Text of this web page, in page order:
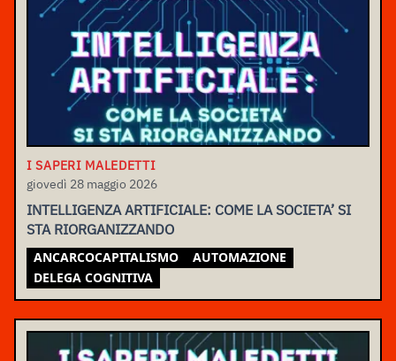
I SAPERI MALEDETTI
giovedì 28 maggio 2026
INTELLIGENZA ARTIFICIALE: COME LA SOCIETA’ SI
STA RIORGANIZZANDO
ANCARCOCAPITALISMO
AUTOMAZIONE
DELEGA COGNITIVA